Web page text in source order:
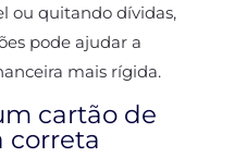
ou quitando dívidas,
pode ajudar a
mais rígida.
cartão de
correta